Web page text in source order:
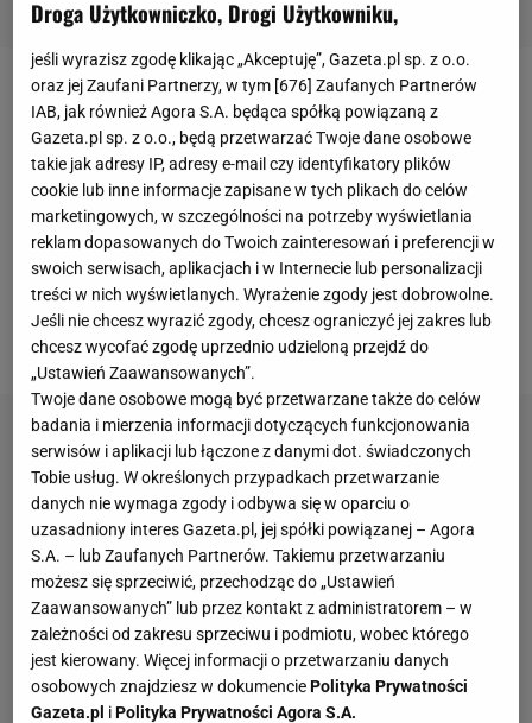
Luana Alonso, 21-letnia paragwajska pływaczka,
zrobiła wokół siebie mnóstwo szumu podczas
igrzysk olimpijskich w Paryżu. Po nieudanym starcie
w eliminacjach ogłosiła zakończenie kariery, lecz nie
wróciła do ojczyzny, tylko została w stolicyFrancjii
odwiedzała przeróżne lokalizacje. Wszystko
pokazywała w mediach społecznościowych, gdzie
zgromadziła dużą publikę.
Droga Użytkowniczko, Drogi Użytkowniku,
jeśli wyrazisz zgodę klikając „Akceptuję”, Gazeta.pl sp. z o.o.
oraz jej Zaufani Partnerzy, w tym [676] Zaufanych Partnerów
IAB, jak również Agora S.A. będąca spółką powiązaną z
Gazeta.pl sp. z o.o., będą przetwarzać Twoje dane osobowe
takie jak adresy IP, adresy e-mail czy identyfikatory plików
cookie lub inne informacje zapisane w tych plikach do celów
marketingowych, w szczególności na potrzeby wyświetlania
reklam dopasowanych do Twoich zainteresowań i preferencji w
swoich serwisach, aplikacjach i w Internecie lub personalizacji
treści w nich wyświetlanych. Wyrażenie zgody jest dobrowolne.
Jeśli nie chcesz wyrazić zgody, chcesz ograniczyć jej zakres lub
chcesz wycofać zgodę uprzednio udzieloną przejdź do
„Ustawień Zaawansowanych”.
Twoje dane osobowe mogą być przetwarzane także do celów
badania i mierzenia informacji dotyczących funkcjonowania
serwisów i aplikacji lub łączone z danymi dot. świadczonych
Tobie usług. W określonych przypadkach przetwarzanie
danych nie wymaga zgody i odbywa się w oparciu o
uzasadniony interes Gazeta.pl, jej spółki powiązanej – Agora
S.A. – lub Zaufanych Partnerów. Takiemu przetwarzaniu
możesz się sprzeciwić, przechodząc do „Ustawień
Zaawansowanych” lub przez kontakt z administratorem – w
zależności od zakresu sprzeciwu i podmiotu, wobec którego
jest kierowany. Więcej informacji o przetwarzaniu danych
osobowych znajdziesz w dokumenciePolityka Prywatności
Gazeta.pl iPolityka Prywatności Agora S.A.